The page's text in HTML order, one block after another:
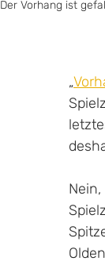
Der Vorhang ist
„